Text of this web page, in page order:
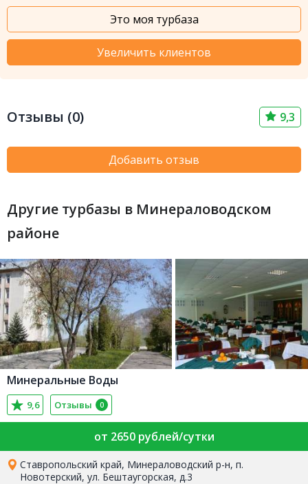
Это моя турбаза
Увеличить клиентов
Отзывы (0) 9,3
Добавить отзыв
Другие турбазы в Минераловодском
районе
Минеральные Воды
9,6 Отзывы 0
от 2650 рублей/сутки
Ставропольский край, Минераловодский р-н, п.
Новотерский, ул. Бештаугорская, д.3